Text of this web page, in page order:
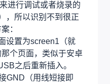
进行调试或者烧录的
，所以识别不到很正
：
设置为screen1（就
个页面，类似于安卓
之后重新插入。
GND（用线短接即